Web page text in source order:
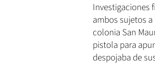
Investigaciones
ambos sujetos
colonia San
pistola para
despojaba de